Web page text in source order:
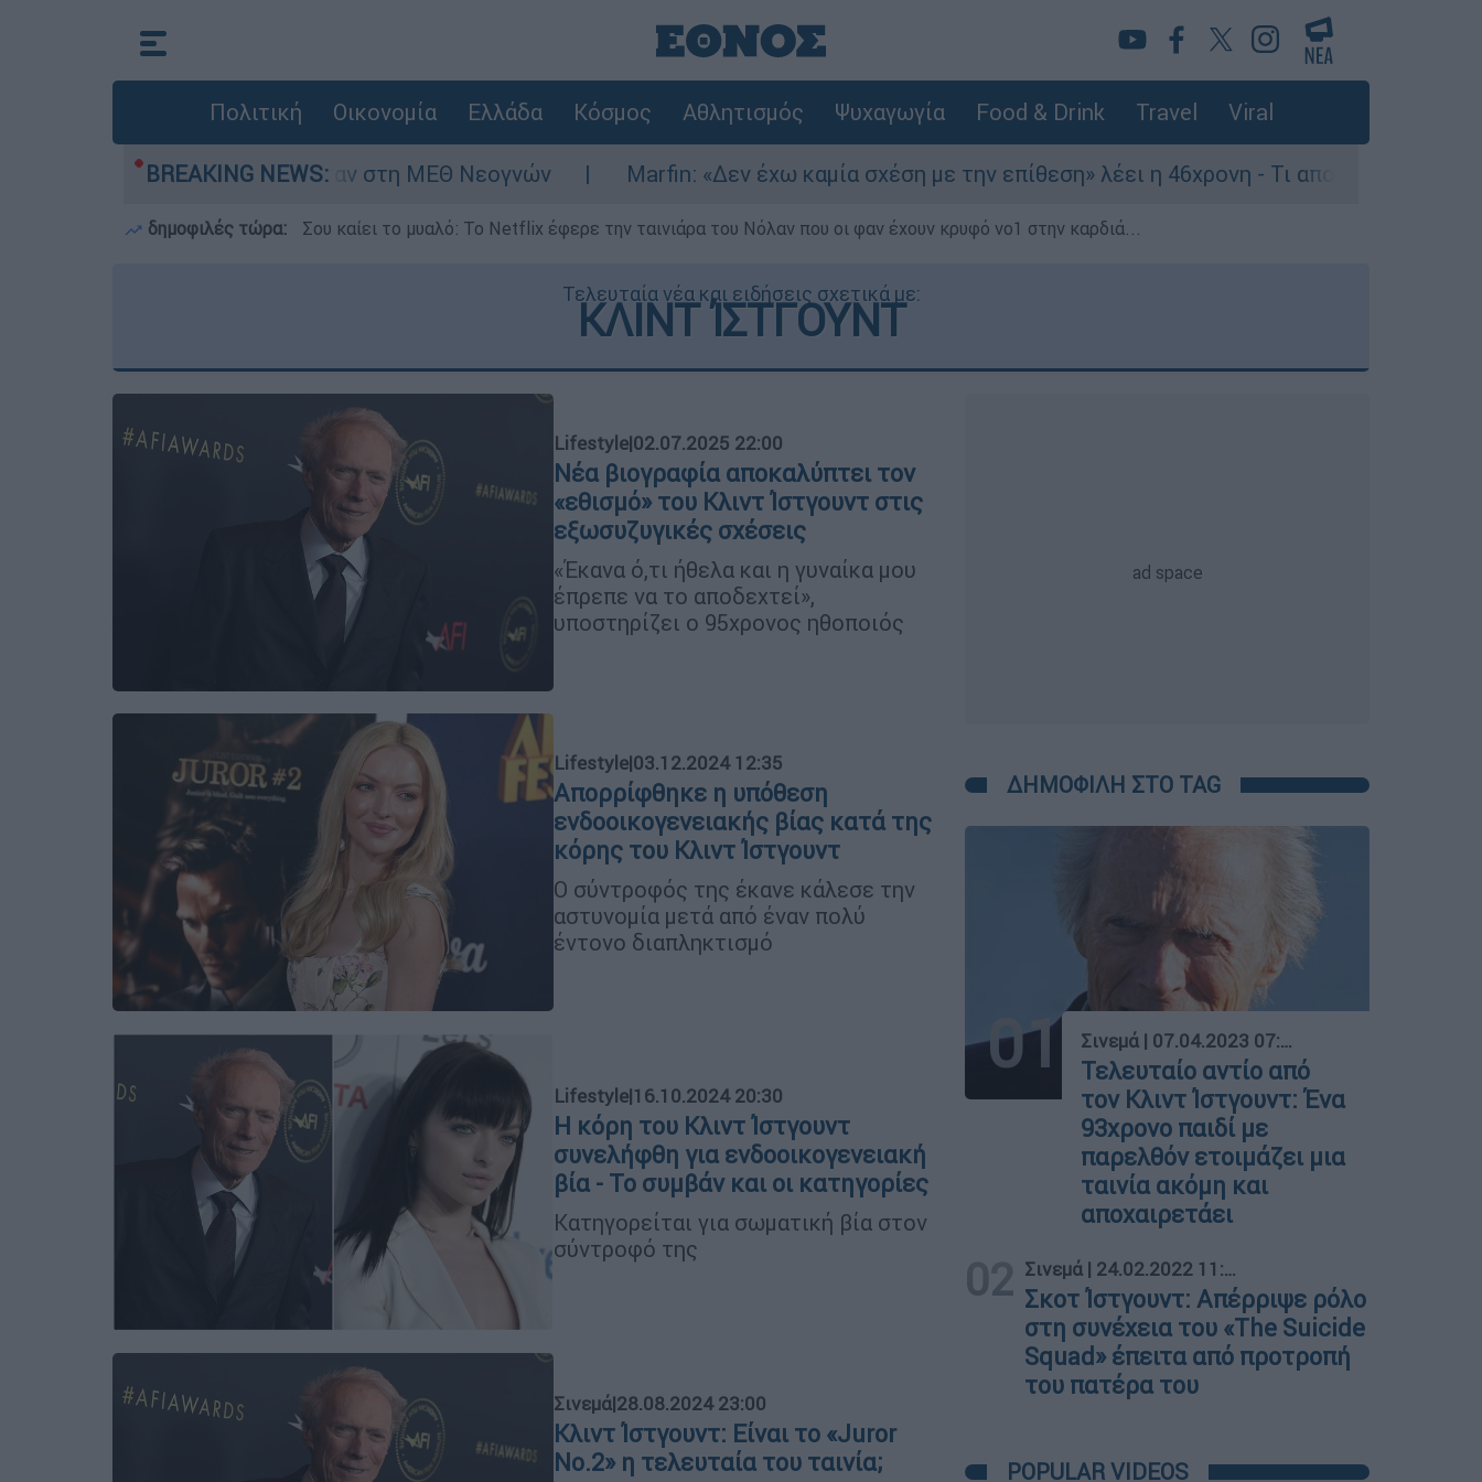
Πολιτική Οικονομία Ελλάδα Κόσμος Αθλητισμός Ψυχαγωγία Food & Drink Travel Viral
BREAKING NEWS:
- Νοσηλευόταν στη ΜΕΘ Νεογνών Marfin: «Δεν έχω καμία σχέση με την επίθεση» λέει η 46χρονη - Τι αποκάλυψε στους
δημοφιλές τώρα: Σου καίει το μυαλό: Το Netflix έφερε την ταινιάρα του Νόλαν που οι φαν έχουν κρυφό νο1 στην καρδιά...
Τελευταία νέα και ειδήσεις σχετικά με:
ΚΛΙΝΤ ΊΣΤΓΟΥΝΤ
Lifestyle|02.07.2025 22:00
Νέα βιογραφία αποκαλύπτει τον
«εθισμό» του Κλιντ Ίστγουντ στις
εξωσυζυγικές σχέσεις
«Έκανα ό,τι ήθελα και η γυναίκα μου
έπρεπε να το αποδεχτεί»,
υποστηρίζει ο 95χρονος ηθοποιός
Lifestyle|03.12.2024 12:35
Απορρίφθηκε η υπόθεση
ενδοοικογενειακής βίας κατά της
κόρης του Κλιντ Ίστγουντ
Ο σύντροφός της έκανε κάλεσε την
αστυνομία μετά από έναν πολύ
έντονο διαπληκτισμό
Lifestyle|16.10.2024 20:30
Η κόρη του Κλιντ Ίστγουντ
συνελήφθη για ενδοοικογενειακή
βία - Το συμβάν και οι κατηγορίες
Κατηγορείται για σωματική βία στον
σύντροφό της
Σινεμά|28.08.2024 23:00
Κλιντ Ίστγουντ: Είναι το «Juror
No.2» η τελευταία του ταινία;
ΔΗΜΟΦΙΛΗ ΣΤΟ TAG
01 Σινεμά | 07.04.2023 07:55
Τελευταίο αντίο από
τον Κλιντ Ίστγουντ: Ένα
93χρονο παιδί με
παρελθόν ετοιμάζει μια
ταινία ακόμη και
αποχαιρετάει
02 Σινεμά | 24.02.2022 11:18
Σκοτ Ίστγουντ: Απέρριψε ρόλο
στη συνέχεια του «The Suicide
Squad» έπειτα από προτροπή
του πατέρα του
POPULAR VIDEOS